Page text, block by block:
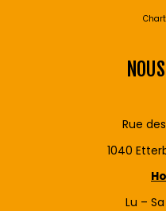
Rue
1040
Lu – Sa